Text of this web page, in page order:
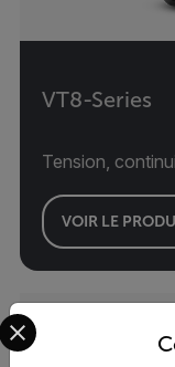
VT8-Series
Tension,
VOIR LE
Select your